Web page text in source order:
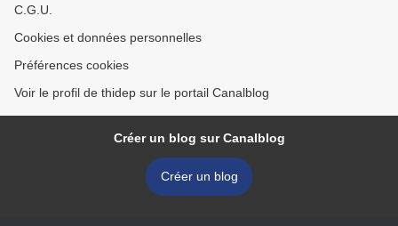
C.G.U.
Cookies et données personnelles
Préférences cookies
Voir le profil de thidep sur le portail Canalblog
Créer un blog sur Canalblog
Créer un blog